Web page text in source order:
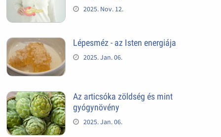
2025. Nov. 12.
Lépesméz - az Isten energiája
2025. Jan. 06.
Az articsóka zöldség és mint
gyógynövény
2025. Jan. 06.